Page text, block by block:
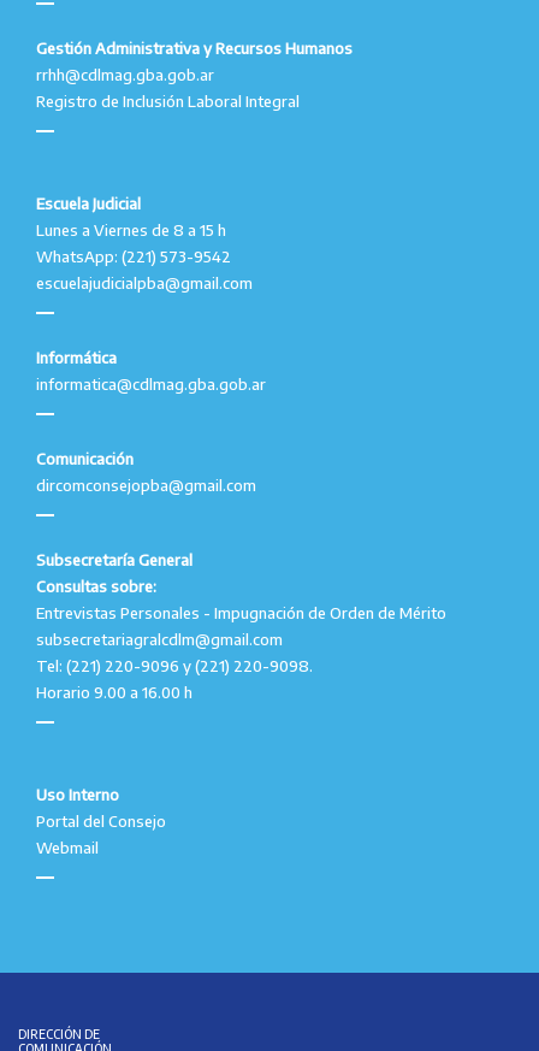
Gestión Administrativa y Recursos Humanos
rrhh@cdlmag.gba.gob.ar
Registro de Inclusión Laboral Integral
Escuela Judicial
Lunes a Viernes de 8 a 15 h
WhatsApp: (221) 573-9542
escuelajudicialpba@gmail.com
Informática
informatica@cdlmag.gba.gob.ar
Comunicación
dircomconsejopba@gmail.com
Subsecretaría General
Consultas sobre:
Entrevistas Personales - Impugnación de Orden de Mérito
subsecretariagralcdlm@gmail.com
Tel: (221) 220-9096 y (221) 220-9098.
Horario 9.00 a 16.00 h
Uso Interno
Portal del Consejo
Webmail
DIRECCIÓN DE
COMUNICACIÓN